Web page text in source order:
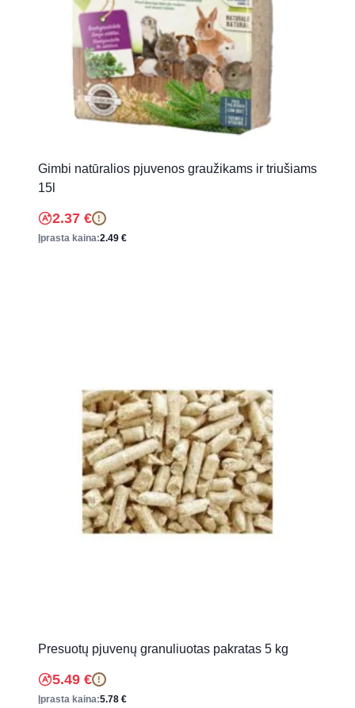
Gimbi natūralios pjuvenos graužikams ir triušiams
15l
2.37 € !
Įprasta kaina:2.49 €
Presuotų pjuvenų granuliuotas pakratas 5 kg
5.49 € !
Įprasta kaina:5.78 €